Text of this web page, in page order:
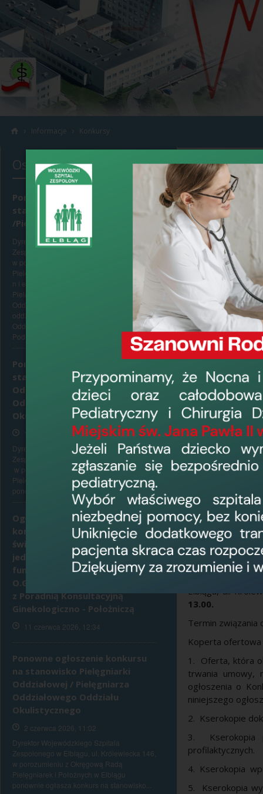
› Informacje › Konkursy
Ostatnio dodane
Ponowne konkursy na
stanowiska Pielęgniarek
/Pielęgniarzy Oddziałowych
Dyrektor Wojewódzkiego Szpitala
Zespolonego w Elblągu, ul. Królewiecka 146,
w porozumieniu z Okręgową Radą
Pielęgniarek i Położnych w Elblągu p o n o w
n i e ogłasza konkurs na stanowisko
Pielęgniarki Oddziałowej /Pielęgniarza
Oddziałowego niżej wymienionych
oddziałów : 1. Oddziału Onkologicznego 2.
Oddziału Kardiologicznego z
Pododdziałem...
Ponowny konkurs na
stanowisko Pielęgniarki
Oddziałowej/Pielęgniarza
Oddziałowego Oddziału
Okulistycznego
17 czerwca 2026, 13:35
Dyrektor Wojewódzkiego Szpitala
Zespolonego w Elblągu, ul. Królewiecka 146,
w porozumieniu z Okręgową Radą
Pielęgniarek i Położnych w Elblągu
ponownie ogłasza konkurs na...
Ogłoszenie o rozstrzygnięciu
konkursu na udzielanie
świadczeń zdrowotnych z
jednoczesnym pełnieniem
funkcji Koordynatora w
O.Ginekologiczno - Położniczym
z Poradnią Konsultacyjną
Ginekologiczno - Położniczą
11 czerwca 2026, 12:34
Ponowne ogłoszenie konkursu
na stanowisko Pielęgniarki
Oddziałowej / Pielęgniarza
Oddziałowego Oddziału
Okulistycznego
2 czerwca 2026, 11:02
Dyrektor Wojewódzkiego Szpitala
Zespolonego w Elblągu, ul. Królewiecka 146,
w porozumieniu z Okręgową Radą
Pielęgniarek i Położnych w Elblągu
ponownie ogłasza konkurs na stanowisko...
WSZ w
przepisów
› data dodania: 7
działając na
obejmujący
będących w
Ratunkowym i
KOD CPV
specjalistów lub
KOD CPV
KOD CPV
KOD CPV
specjalizacji, na
wypowiedzenia
Świadczenia
Szpitala
Oferty w
Elblągu, ul.
13.00.
Termin związania
Koperta ofertowa
1. Oferta, która
trwania umowy,
ogłoszenia o
niniejszego
2. Kserokopie
3. Kserokopia
profilaktycznych.
4. Kserokopia
5. Kserokopia